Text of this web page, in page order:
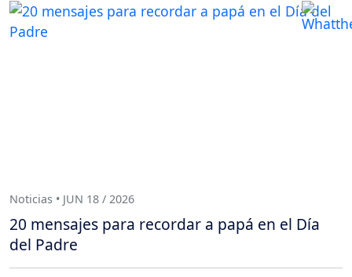
Noticias • JUN 18 / 2026
20 mensajes para recordar a papá en el Día
del Padre